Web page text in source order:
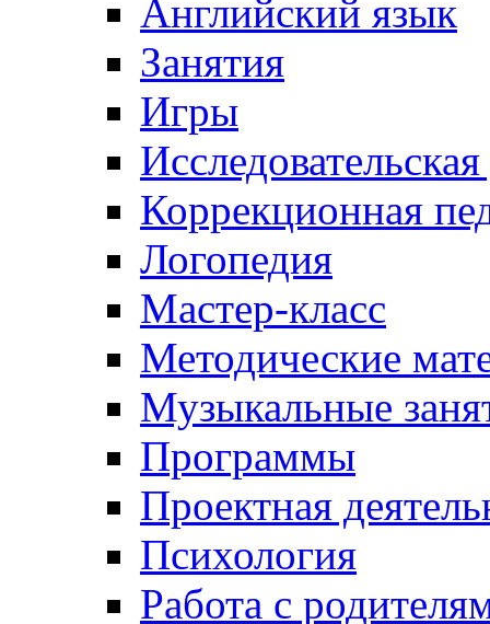
Английский язык
Занятия
Игры
Коррекционная
Логопедия
Мастер-класс
Методические
Музыкальные
Программы
Проектная
Психология
Работа с